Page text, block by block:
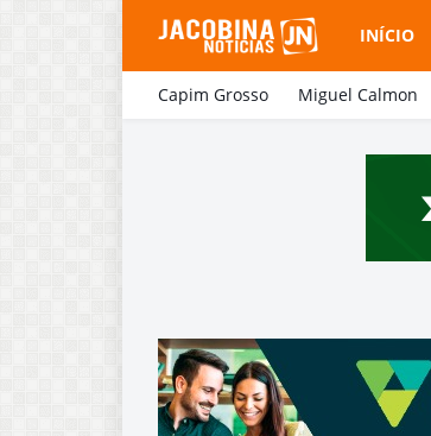
INÍCIO
Capim Grosso Miguel Calmon